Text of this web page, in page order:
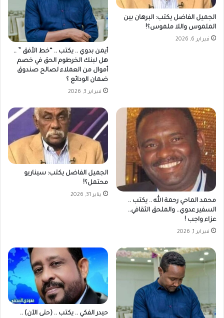
الجميل الفاضل يكتب: البرهان بين
الملموس واللا ملموس؟!
فبراير 6, 2026
أيمن بدوي .. يكتب .. “خط الأفق ” ..
هل لبنك الخرطوم الحق في خصم
أموال من العملاء لصالح صندوق
ضمان الودائع ؟
فبراير 3, 2026
محمد الماحي رحمة الله .. يكتب ..
السفير عدوي.. والملحق الثقافي..
عزاء واجب !
فبراير 1, 2026
الجميل الفاضل يكتب: سيناريو
محتمل؟!
يناير 31, 2026
حيدر الفكي .. يكتب .. (حتى الآن) ..